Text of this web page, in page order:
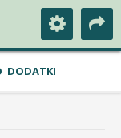
DODATKI